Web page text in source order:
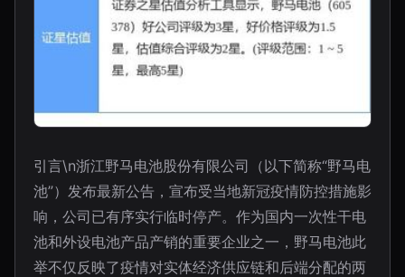
引言\n浙江野马电池股份有限公司（以下简称“野马电
池”）发布最新公告，宣布受当地新冠疫情防控措施影
响，公司已有序实行临时停产。作为国内一次性干电
池和外设电池产品产销的重要企业之一，野马电池此
举不仅反映了疫情对实体经济供应链和后端分配的两